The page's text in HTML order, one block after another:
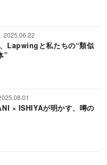
2025.06.22
Lapwingと私たちの“類似
”
× ISHIYAが明かす、噂の